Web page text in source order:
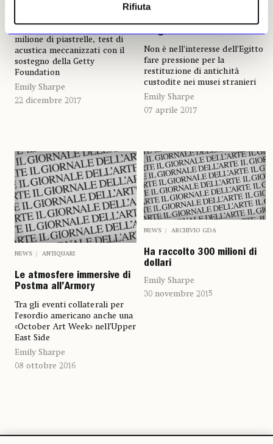
Rifiuta
milione di piastrelle, test di
acustica meccanizzati con il
sostegno della Getty
Foundation
Emily Sharpe
22 dicembre 2017
Nefertiti, ambasciatrice
d’Egitto
Non è nell’interesse dell’Egitto
fare pressione per la
restituzione di antichità
custodite nei musei stranieri
Emily Sharpe
07 aprile 2017
NEWS ANTIQUARI
Le atmosfere immersive di
Postma all’Armory
Tra gli eventi collaterali per
l’esordio americano anche una
«October Art Week» nell’Upper
East Side
Emily Sharpe
08 ottobre 2016
NEWS ARCHIVIO GDA
Ha raccolto 300 milioni di
dollari
Emily Sharpe
30 novembre 2015